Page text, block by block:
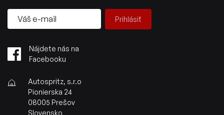
Prihlásiť
Nájdete nás na
Facebooku
Autospritz, s.r.o
Pionierska 24
08005 Prešov
Slovensko